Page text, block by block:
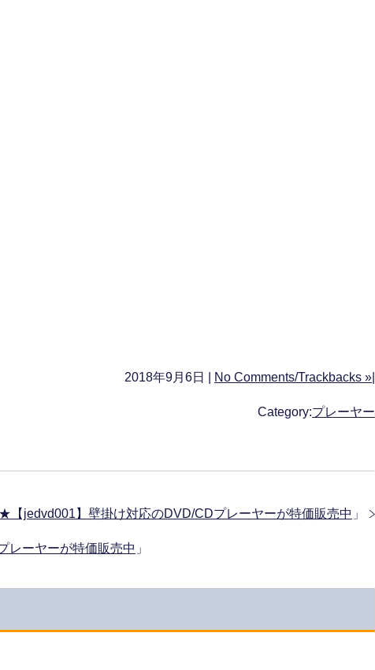
2018年9月6日 | No Comments/Trackbacks »
Category:プレーヤー
★【jedvd001】壁掛け対応のDVD/CDプレーヤーが特価販売中 」
レーヤーが特価販売中 」